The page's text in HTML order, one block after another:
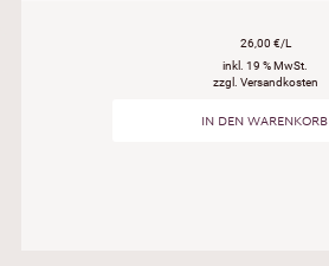
26,00 €/L
inkl. 19 % MwSt.
zzgl. Versandkosten
IN DEN WARENKORB